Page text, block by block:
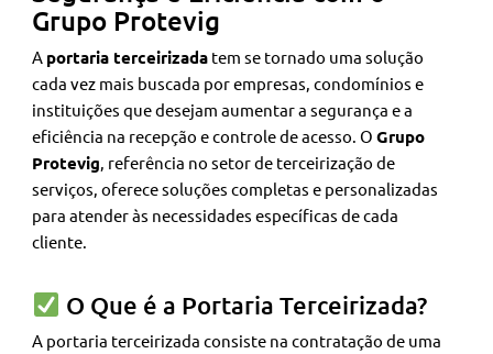
Grupo Protevig
A portaria terceirizada tem se tornado uma solução
cada vez mais buscada por empresas, condomínios e
instituições que desejam aumentar a segurança e a
eficiência na recepção e controle de acesso. OGrupo
Protevig , referência no setor de terceirização de
serviços, oferece soluções completas e personalizadas
para atender às necessidades específicas de cada
cliente.
O Que é a Portaria Terceirizada?
A portaria terceirizada consiste na contratação de uma